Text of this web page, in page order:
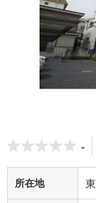
-
所在地